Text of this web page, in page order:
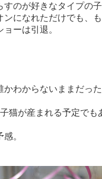
のが好きなタイプの子
になれただけでも、も
ーは引退。
わからないままだった
猫が産まれる予定でも
。